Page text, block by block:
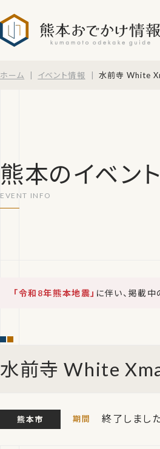
ホーム イベント情報 水前寺 White
熊本のイベン
「令和8年熊本地震」 に伴い、掲載中
水前寺 White
熊本市 終了しまし